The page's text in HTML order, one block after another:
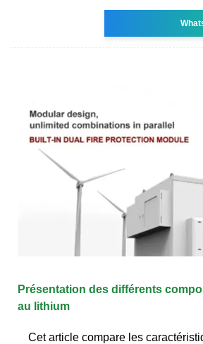
Présentation des différents
au lithium
Cet article compare les